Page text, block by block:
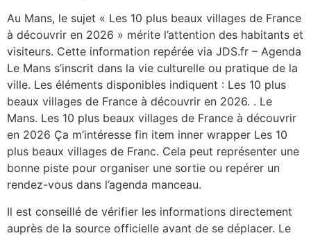
Au Mans, le sujet « Les 10 plus beaux villages de France
à découvrir en 2026 » mérite l’attention des habitants et
visiteurs. Cette information repérée via JDS.fr – Agenda
Le Mans s’inscrit dans la vie culturelle ou pratique de la
ville. Les éléments disponibles indiquent : Les 10 plus
beaux villages de France à découvrir en 2026. . Le
Mans. Les 10 plus beaux villages de France à découvrir
en 2026 Ça m’intéresse fin item inner wrapper Les 10
plus beaux villages de Franc. Cela peut représenter une
bonne piste pour organiser une sortie ou repérer un
rendez-vous dans l’agenda manceau.
Il est conseillé de vérifier les informations directement
auprès de la source officielle avant de se déplacer. Le